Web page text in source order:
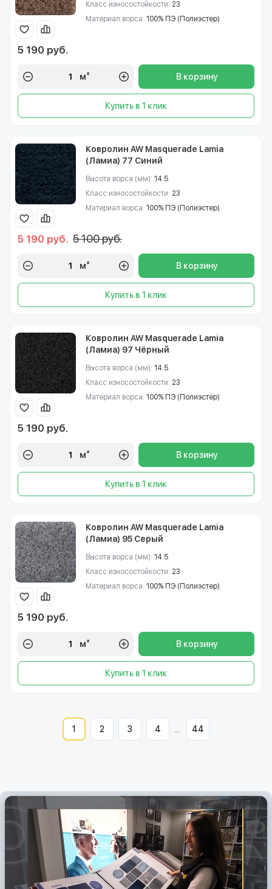
Класс износостойкости: 23
Материал ворса: 100% ПЭ (Полиэстер)
5 190 руб.
м² В корзину
Купить в 1 клик
Ковролин AW Masquerade Lamia
(Ламиа) 77 Синий
Высота ворса (мм): 14.5
Класс износостойкости: 23
Материал ворса: 100% ПЭ (Полиэстер)
5 190 руб. 5 100 руб.
м² В корзину
Купить в 1 клик
Ковролин AW Masquerade Lamia
(Ламиа) 97 Чёрный
Высота ворса (мм): 14.5
Класс износостойкости: 23
Материал ворса: 100% ПЭ (Полиэстер)
5 190 руб.
м² В корзину
Купить в 1 клик
Ковролин AW Masquerade Lamia
(Ламиа) 95 Серый
Высота ворса (мм): 14.5
Класс износостойкости: 23
Материал ворса: 100% ПЭ (Полиэстер)
5 190 руб.
м² В корзину
Купить в 1 клик
1 2 3 4 44